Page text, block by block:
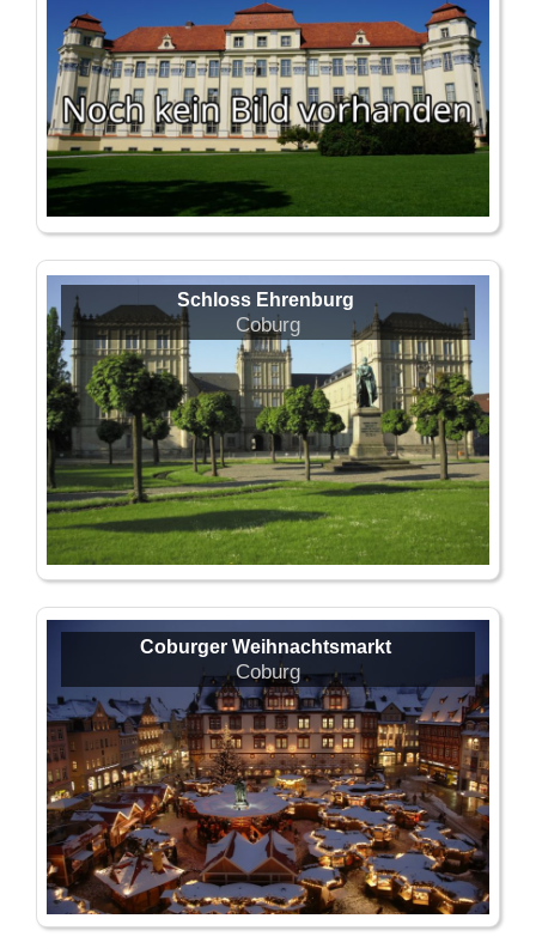
Schloss Ehrenburg
Coburg
Coburger Weihnachtsmarkt
Coburg